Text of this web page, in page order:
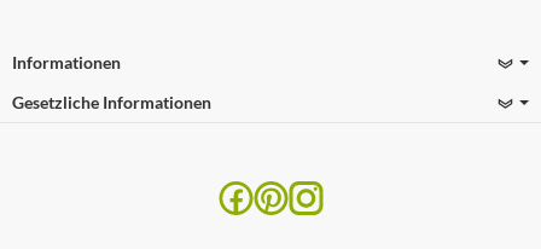
Informationen
Gesetzliche Informationen